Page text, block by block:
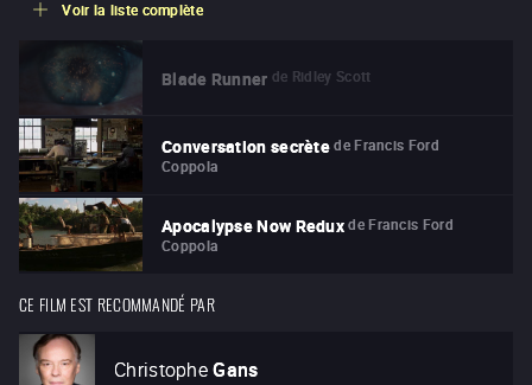
Voir la liste complète
Blade Runner de Ridley Scott
Conversation secrète de Francis Ford
Coppola
Apocalypse Now Redux de Francis Ford
Coppola
CE FILM EST RECOMMANDÉ PAR
ChristopheGans